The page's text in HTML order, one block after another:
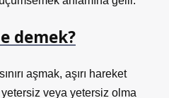
demek?
aşmak, aşırı hareket
veya yetersiz olma